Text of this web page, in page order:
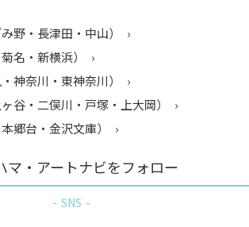
野・長津田・中山）
名・新横浜）
神奈川・東神奈川）
谷・二俣川・戸塚・上大岡）
郷台・金沢文庫）
マ・アートナビをフォロー
SNS